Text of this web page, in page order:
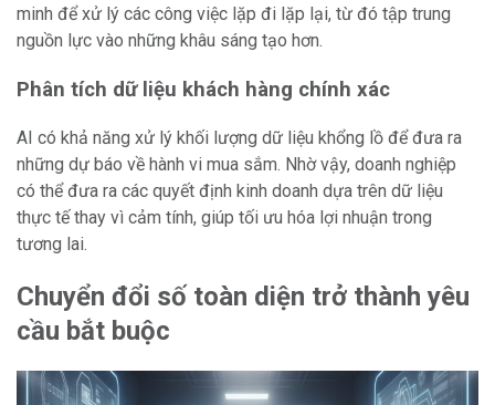
minh để xử lý các công việc lặp đi lặp lại, từ đó tập trung
nguồn lực vào những khâu sáng tạo hơn.
Phân tích dữ liệu khách hàng chính xác
AI có khả năng xử lý khối lượng dữ liệu khổng lồ để đưa ra
những dự báo về hành vi mua sắm. Nhờ vậy, doanh nghiệp
có thể đưa ra các quyết định kinh doanh dựa trên dữ liệu
thực tế thay vì cảm tính, giúp tối ưu hóa lợi nhuận trong
tương lai.
Chuyển đổi số toàn diện trở thành yêu
cầu bắt buộc